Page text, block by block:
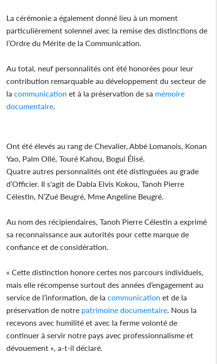
La cérémonie a également donné lieu à un moment
particulièrement solennel avec la remise des distinctions de
l’Ordre du Mérite de la Communication.
Au total, neuf personnalités ont été honorées pour leur
contribution remarquable au développement du secteur de
la communication et à la préservation de sa mémoire
documentaire
Ont été élevés au rang de Chevalier, Abbé Lomanois, Konan
Yao, Palm Ollé, Touré Kahou, Bogui Élisé.
Quatre autres personnalités ont été distinguées au grade
d’Officier. Il s'agit de Dabla Elvis Kokou, Tanoh Pierre
Célestin, N’Zué Beugré, Mme Angeline Beugré.
Au nom des récipiendaires, Tanoh Pierre Célestin a exprimé
sa reconnaissance aux autorités pour cette marque de
confiance et de considération.
« Cette distinction honore certes nos parcours individuels,
mais elle récompense surtout des années d’engagement au
service de l’information, de la communication et de la
préservation de notre patrimoine documentaire . Nous la
recevons avec humilité et avec la ferme volonté de
continuer à servir notre pays avec professionnalisme et
dévouement », a-t-il déclaré.